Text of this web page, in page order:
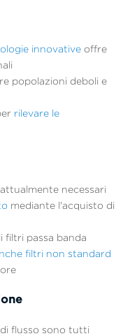
innovative offre
popolazioni deboli e
rilevare le
necessari
mediante l'acquisto di
filtri passa banda
filtri non standard
flusso sono tutti